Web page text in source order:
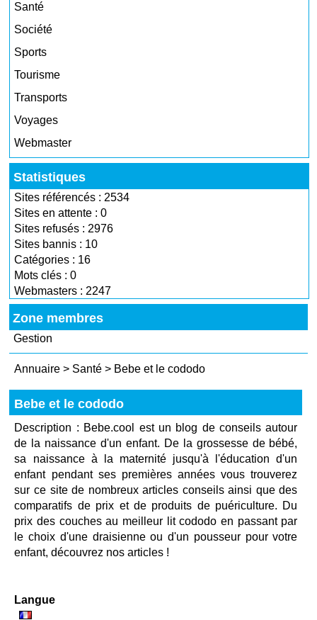
Santé
Société
Sports
Tourisme
Transports
Voyages
Webmaster
Statistiques
Sites référencés : 2534
Sites en attente : 0
Sites refusés : 2976
Sites bannis : 10
Catégories : 16
Mots clés : 0
Webmasters : 2247
Zone membres
Gestion
Annuaire > Santé > Bebe et le cododo
Bebe et le cododo
Description : Bebe.cool est un blog de conseils autour
de la naissance d'un enfant. De la grossesse de bébé,
sa naissance à la maternité jusqu'à l'éducation d'un
enfant pendant ses premières années vous trouverez
sur ce site de nombreux articles conseils ainsi que des
comparatifs de prix et de produits de puériculture. Du
prix des couches au meilleur lit cododo en passant par
le choix d'une draisienne ou d'un pousseur pour votre
enfant, découvrez nos articles !
Langue